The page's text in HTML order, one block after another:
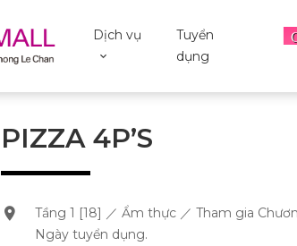
Dịch vụ
Tuyển
dụng
PIZZA 4P’S
Tầng 1 [18] ／ Ẩm thực ／ Tham gia
Ngày tuyển dụng.